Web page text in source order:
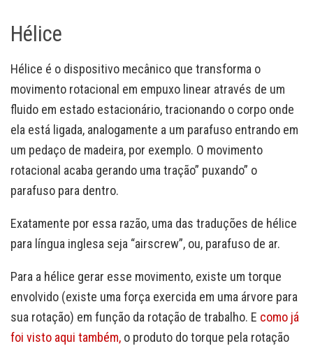
Hélice
Hélice é o dispositivo mecânico que transforma o
movimento rotacional em empuxo linear através de um
fluido em estado estacionário, tracionando o corpo onde
ela está ligada, analogamente a um parafuso entrando em
um pedaço de madeira, por exemplo. O movimento
rotacional acaba gerando uma tração” puxando” o
parafuso para dentro.
Exatamente por essa razão, uma das traduções de hélice
para língua inglesa seja “airscrew”, ou, parafuso de ar.
Para a hélice gerar esse movimento, existe um torque
envolvido (existe uma força exercida em uma árvore para
sua rotação) em função da rotação de trabalho. E como já
foi visto aqui também, o produto do torque pela rotação